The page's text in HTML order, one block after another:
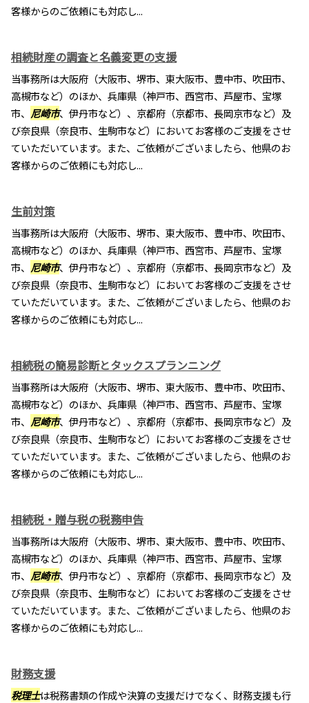
客様からのご依頼にも対応し...
相続財産の調査と名義変更の支援
当事務所は大阪府（大阪市、堺市、東大阪市、豊中市、吹田市、
高槻市など）のほか、兵庫県（神戸市、西宮市、芦屋市、宝塚
市、 尼崎市、伊丹市など）、京都府（京都市、長岡京市など）及
び奈良県（奈良市、生駒市など）においてお客様のご支援をさせ
ていただいています。また、ご依頼がございましたら、他県のお
客様からのご依頼にも対応し...
生前対策
当事務所は大阪府（大阪市、堺市、東大阪市、豊中市、吹田市、
高槻市など）のほか、兵庫県（神戸市、西宮市、芦屋市、宝塚
市、 尼崎市、伊丹市など）、京都府（京都市、長岡京市など）及
び奈良県（奈良市、生駒市など）においてお客様のご支援をさせ
ていただいています。また、ご依頼がございましたら、他県のお
客様からのご依頼にも対応し...
相続税の簡易診断とタックスプランニング
当事務所は大阪府（大阪市、堺市、東大阪市、豊中市、吹田市、
高槻市など）のほか、兵庫県（神戸市、西宮市、芦屋市、宝塚
市、 尼崎市、伊丹市など）、京都府（京都市、長岡京市など）及
び奈良県（奈良市、生駒市など）においてお客様のご支援をさせ
ていただいています。また、ご依頼がございましたら、他県のお
客様からのご依頼にも対応し...
相続税・贈与税の税務申告
当事務所は大阪府（大阪市、堺市、東大阪市、豊中市、吹田市、
高槻市など）のほか、兵庫県（神戸市、西宮市、芦屋市、宝塚
市、 尼崎市、伊丹市など）、京都府（京都市、長岡京市など）及
び奈良県（奈良市、生駒市など）においてお客様のご支援をさせ
ていただいています。また、ご依頼がございましたら、他県のお
客様からのご依頼にも対応し...
財務支援
税理士は税務書類の作成や決算の支援だけでなく、財務支援も行